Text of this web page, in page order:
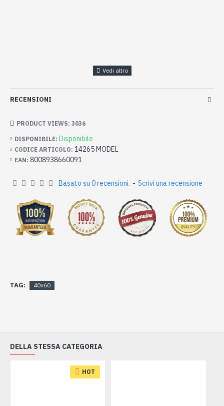
RECENSIONI
DISPONIBILE: Disponibile
CODICE ARTICOLO: 14265 MODEL
EAN: 8008938660091
PRODUCT VIEWS: 3036
Basato su 0 recensioni. - Scrivi una recensione
TAG: 40x60
DELLA STESSA CATEGORIA
HOT